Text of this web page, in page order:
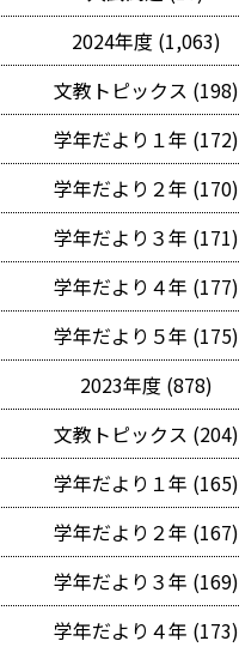
2024年度 (1,063)
文教トピックス (198)
学年だより１年 (172)
学年だより２年 (170)
学年だより３年 (171)
学年だより４年 (177)
学年だより５年 (175)
2023年度 (878)
文教トピックス (204)
学年だより１年 (165)
学年だより２年 (167)
学年だより３年 (169)
学年だより４年 (173)